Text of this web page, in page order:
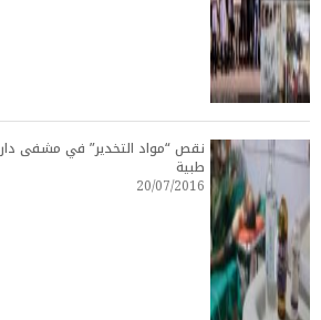
نقص “مواد التخدير” في مشفى
طبية
20/07/2016